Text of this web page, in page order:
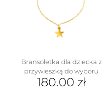
można
wybrać
na
stronie
Bransoletka dla dziecka z
przywieszką do wyboru
180.00 zł